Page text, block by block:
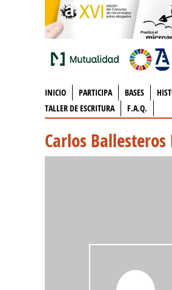
INICIO PARTICIPA BASES
TALLER DE ESCRITURA
F.A.Q.
Carlos